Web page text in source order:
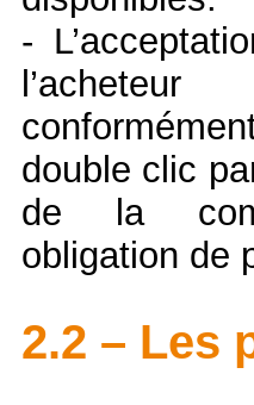
-
double clic
de la
obligation de
2.2 – Les